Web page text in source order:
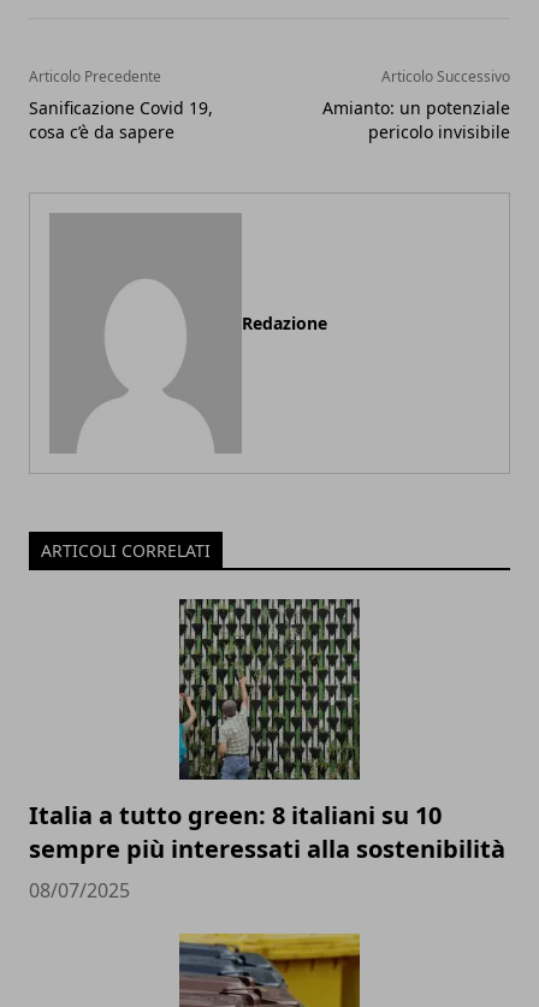
Articolo Precedente
Sanificazione Covid 19,
cosa c’è da sapere
Articolo Successivo
Amianto: un potenziale
pericolo invisibile
Redazione
ARTICOLI CORRELATI
Italia a tutto green: 8 italiani su 10
sempre più interessati alla sostenibilità
08/07/2025